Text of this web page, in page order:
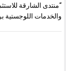
والخدمات اللوجستية